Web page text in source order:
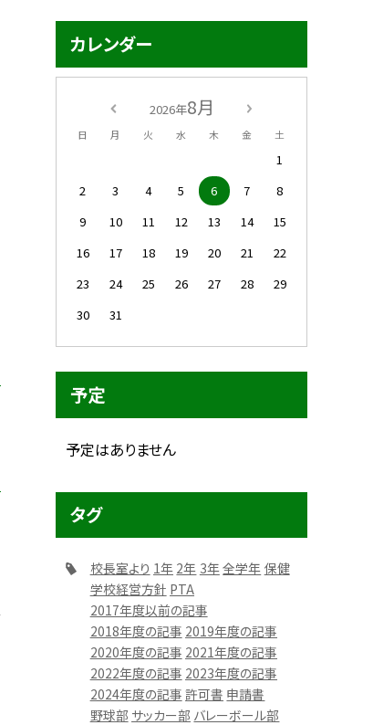
カレンダー
2026年8月
日 月 火 水 木 金 土
1
2
3 4 5 6 7
8
9
10 11 12 13 14
15
16
17 18 19 20 21
22
23
24 25 26 27 28
29
30
31
予定
予定はありません
タグ
校長室より 1年 2年 3年全学年 保健
学校経営方針 PTA
2017年度以前の記事
2018年度の記事 2019年度の記事
2020年度の記事 2021年度の記事
2022年度の記事 2023年度の記事
2024年度の記事 許可書 申請書
野球部 サッカー部 バレーボール部